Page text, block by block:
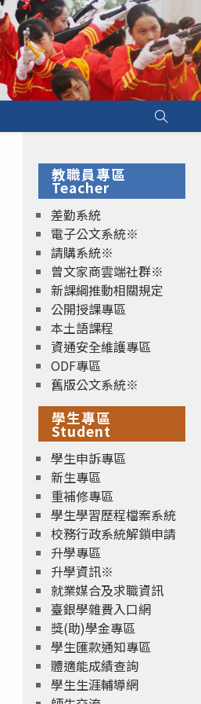
教職員專區
Teacher
差勤系統
電子公文系統※
請購系統※
曾文家商雲端社群※
新課綱推動相關規定
公開授課專區
本土語課程
資通安全維護專區
ODF專區
舊版公文系統※
學生專區
Student
學生申訴專區
新生專區
重補修專區
學生學習歷程檔案系統
校務行政系統解鎖申請
升學專區
升學資訊※
就業媒合及求職資訊
臺銀學雜費入口網
獎(助)學金專區
學生匯款通知專區
體適能成績查詢
學生生涯輔導網